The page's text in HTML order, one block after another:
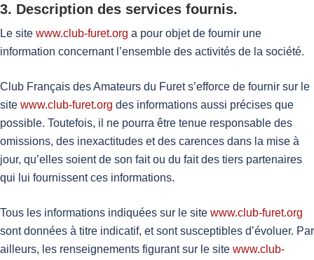
3. Description des services fournis.
Le site www.club-furet.org a pour objet de fournir une
information concernant l’ensemble des activités de la société.
Club Français des Amateurs du Furet s’efforce de fournir sur le
site www.club-furet.org des informations aussi précises que
possible. Toutefois, il ne pourra être tenue responsable des
omissions, des inexactitudes et des carences dans la mise à
jour, qu’elles soient de son fait ou du fait des tiers partenaires
qui lui fournissent ces informations.
Tous les informations indiquées sur le site www.club-furet.org
sont données à titre indicatif, et sont susceptibles d’évoluer. Par
ailleurs, les renseignements figurant sur le site www.club-